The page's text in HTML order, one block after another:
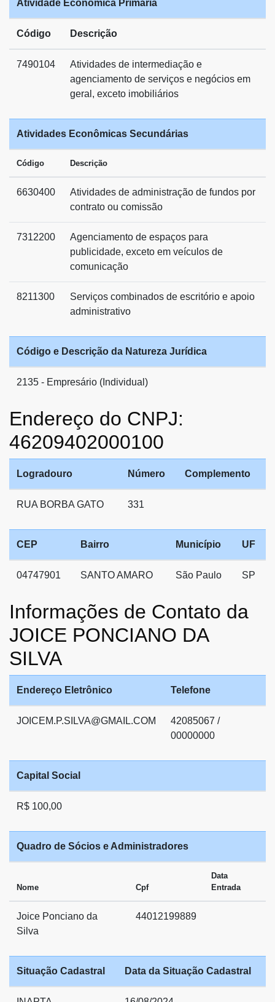
Atividade Econômica Primária
Código Descrição
7490104
Atividades de intermediação e
agenciamento de serviços e negócios em
geral, exceto imobiliários
Atividades Econômicas Secundárias
Código Descrição
6630400
Atividades de administração de fundos por
contrato ou comissão
7312200
Agenciamento de espaços para
publicidade, exceto em veículos de
comunicação
8211300
Serviços combinados de escritório e apoio
administrativo
Código e Descrição da Natureza Jurídica
2135 - Empresário (Individual)
Endereço do CNPJ:
46209402000100
Logradouro Número Complemento
RUA BORBA GATO 331
CEP Bairro Município UF
04747901 SANTO AMARO São Paulo SP
Informações de Contato da
JOICE PONCIANO DA
SILVA
Endereço Eletrônico Telefone
JOICEM.P.SILVA@GMAIL.COM
42085067 /
00000000
Capital Social
R$ 100,00
Quadro de Sócios e Administradores
Nome Cpf
Data
Entrada
Joice Ponciano da
Silva
44012199889
Situação Cadastral Data da Situação Cadastral